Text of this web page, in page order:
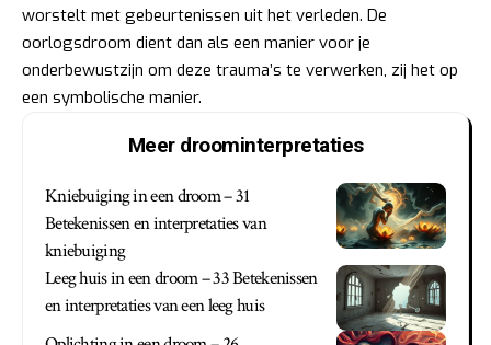
worstelt met gebeurtenissen uit het verleden. De
oorlogsdroom dient dan als een manier voor je
onderbewustzijn om deze trauma’s te verwerken, zij het op
een symbolische manier.
Meer droominterpretaties
Kniebuiging in een droom – 31
Betekenissen en interpretaties van
kniebuiging
Leeg huis in een droom – 33 Betekenissen
en interpretaties van een leeg huis